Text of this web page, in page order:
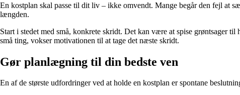
En kostplan skal passe til dit liv – ikke omvendt. Mange begår den fejl at
længden.
Start i stedet med små, konkrete skridt. Det kan være at spise grøntsager
små ting, vokser motivationen til at tage det næste skridt.
Gør planlægning til din bedste ven
En af de største udfordringer ved at holde en kostplan er spontane